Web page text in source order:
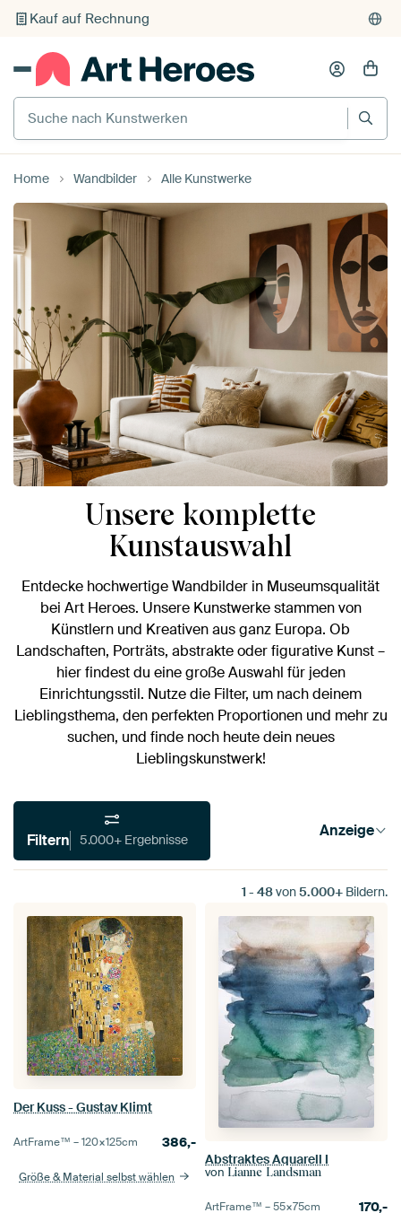
Kauf auf Rechnung
Individueller Druck auf Bestellung
Suche nach Kunstwerken
Home Wandbilder Alle Kunstwerke
Unsere komplette
Kunstauswahl
Entdecke hochwertige Wandbilder in Museumsqualität
bei Art Heroes. Unsere Kunstwerke stammen von
Künstlern und Kreativen aus ganz Europa. Ob
Landschaften, Porträts, abstrakte oder figurative Kunst –
hier findest du eine große Auswahl für jeden
Einrichtungsstil. Nutze die Filter, um nach deinem
Lieblingsthema, den perfekten Proportionen und mehr zu
suchen, und finde noch heute dein neues
Lieblingskunstwerk!
Filtern 5.000+ Ergebnisse Anzeige
1 - 48von5.000+ Bildern.
Der Kuss - Gustav Klimt
ArtFrame™ –120×125cm 386,-
Größe & Material selbst wählen
Abstraktes Aquarell I
von Lianne Landsman
ArtFrame™ –55×75cm 170,-